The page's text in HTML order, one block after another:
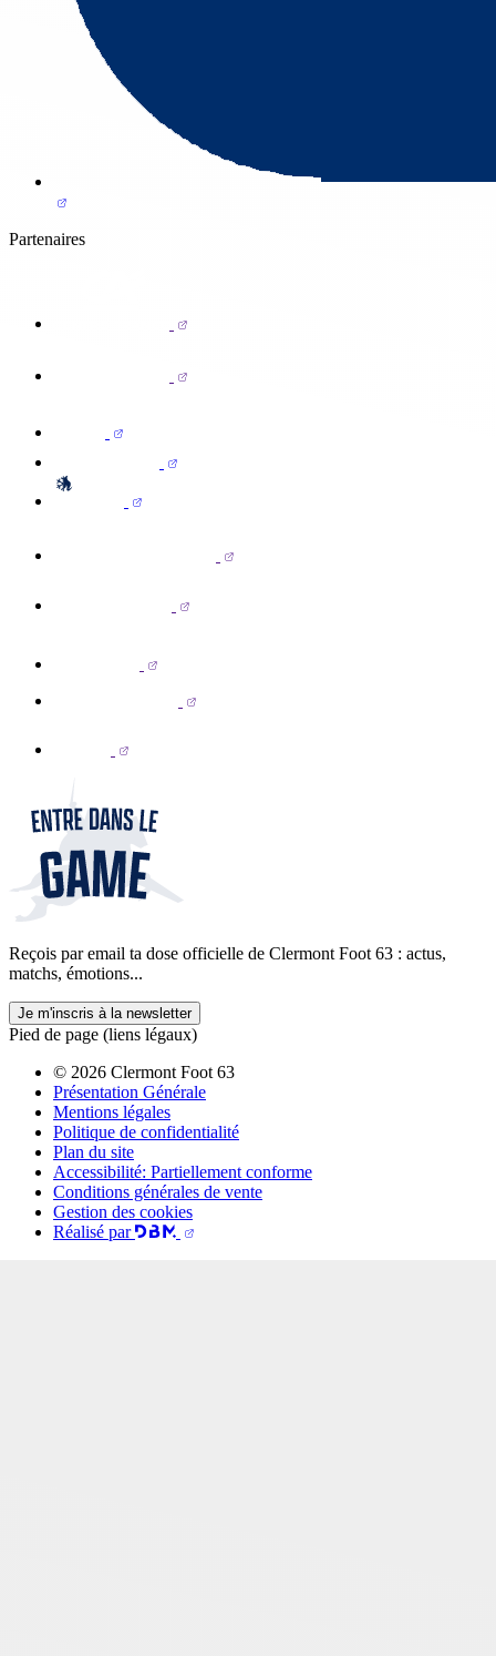
Partenaires
Reçois par email ta dose officielle de Clermont Foot 63 : actus,
matchs, émotions...
Je m'inscris à la newsletter
Pied de page (liens légaux)
© 2026 Clermont Foot 63
Présentation Générale
Mentions légales
Politique de confidentialité
Plan du site
Accessibilité: Partiellement conforme
Conditions générales de vente
Gestion des cookies
Réalisé par